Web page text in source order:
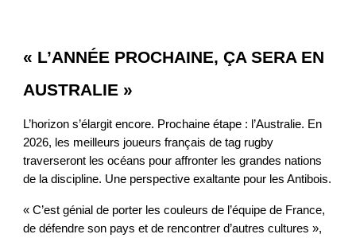
« L’ANNÉE PROCHAINE, ÇA SERA EN
AUSTRALIE »
L’horizon s’élargit encore. Prochaine étape : l’Australie. En
2026, les meilleurs joueurs français de tag rugby
traverseront les océans pour affronter les grandes nations
de la discipline. Une perspective exaltante pour les Antibois.
« C’est génial de porter les couleurs de l’équipe de France,
de défendre son pays et de rencontrer d’autres cultures »,